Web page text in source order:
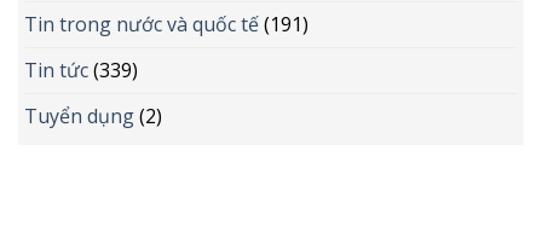
Tin trong nước và quốc tế(191)
Tin tức(339)
Tuyển dụng(2)